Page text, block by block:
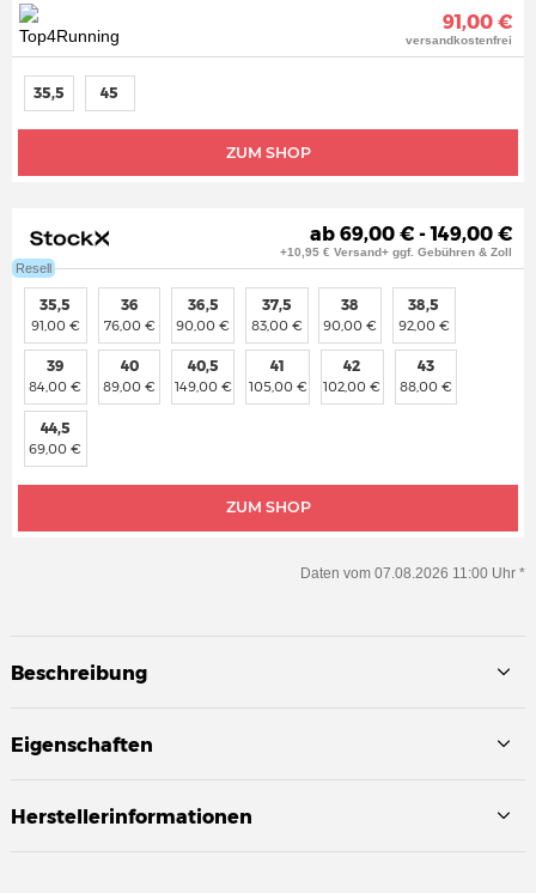
91,00 €
versandkostenfrei
ZUM SHOP
35,5 45
Resell
ab 69,00 € - 149,00 €
+10,95 € Versand+ ggf. Gebühren & Zoll
ZUM SHOP
35,5
91,00 €
36
76,00 €
36,5
90,00 €
37,5
83,00 €
38
90,00 €
38,5
92,00 €
39
84,00 €
40
89,00 €
40,5
149,00 €
41
105,00 €
42
102,00 €
43
88,00 €
44,5
69,00 €
Daten vom 07.08.2026 11:00 Uhr *
Beschreibung
Eigenschaften
Herstellerinformationen